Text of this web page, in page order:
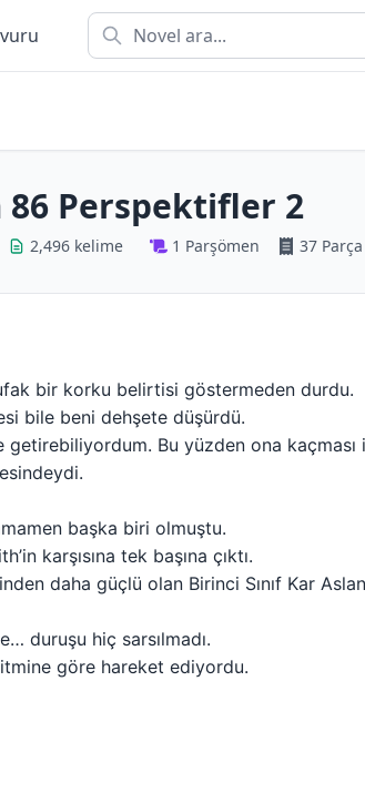
86 Perspektifler 2
2,496 kelime 1 Parşömen 37 Parça
bir korku belirtisi göstermeden durdu.
bile beni dehşete düşürdü.
getirebiliyordum. Bu yüzden ona kaçması
başka biri olmuştu.
karşısına tek başına çıktı.
daha güçlü olan Birinci Sınıf Kar
duruşu hiç sarsılmadı.
göre hareket ediyordu.